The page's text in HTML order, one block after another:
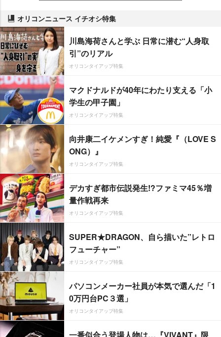
オリコンニュース イチオシ特集
川島海荷さんと学ぶ 日常に潜む“人身取
引”のリアル
オリコンタイアップ特集
マクドナルドが40年にわたり支える「小
学生の甲子園」
オリコンタイアップ特集
向井康二イケメンすぎ！純愛『（LOVE S
ONG）』
オリコンタイアップ特集
デカすぎ都市伝説発生!?ファミマ45％増
量作戦再来
オリコンタイアップ特集
SUPER★DRAGON、自ら描いた”レトロ
フューチャー”
オリコンタイアップ特集
パソコンメーカー社員が本気で選んだ「1
0万円台PC３選」
オリコンタイアップ特集